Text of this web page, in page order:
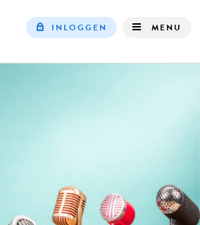
INLOGGEN MENU